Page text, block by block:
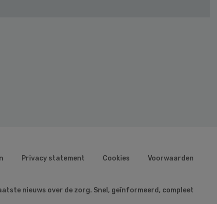
Privacy statement Cookies Voorwaarden
nieuws over de zorg. Snel, geïnformeerd, compleet